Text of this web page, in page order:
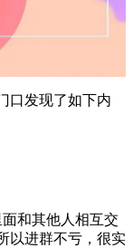
口发现了如下内
和其他人相互交
以进群不亏，很实